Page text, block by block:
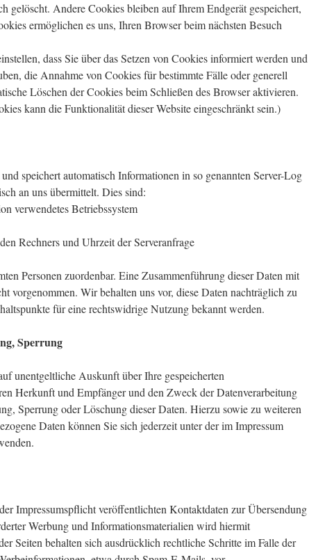
gelöscht. Andere Cookies bleiben auf Ihrem Endgerät gespeichert,
ermöglichen es uns, Ihren Browser beim nächsten Besuch
dass Sie über das Setzen von Cookies informiert werden und
die Annahme von Cookies für bestimmte Fälle oder generell
Löschen der Cookies beim Schließen des Browser aktivieren.
kann die Funktionalität dieser Website eingeschränkt sein.)
speichert automatisch Informationen in so genannten Server-Log
an uns übermittelt. Dies sind:
verwendetes Betriebssystem
Rechners und Uhrzeit der Serveranfrage
Personen zuordenbar. Eine Zusammenführung dieser Daten mit
vorgenommen. Wir behalten uns vor, diese Daten nachträglich zu
für eine rechtswidrige Nutzung bekannt werden.
Sperrung
unentgeltliche Auskunft über Ihre gespeicherten
Herkunft und Empfänger und den Zweck der Datenverarbeitung
Sperrung oder Löschung dieser Daten. Hierzu sowie zu weiteren
Daten können Sie sich jederzeit unter der im Impressum
Impressumspflicht veröffentlichten Kontaktdaten zur Übersendung
Werbung und Informationsmaterialien wird hiermit
Seiten behalten sich ausdrücklich rechtliche Schritte im Falle der